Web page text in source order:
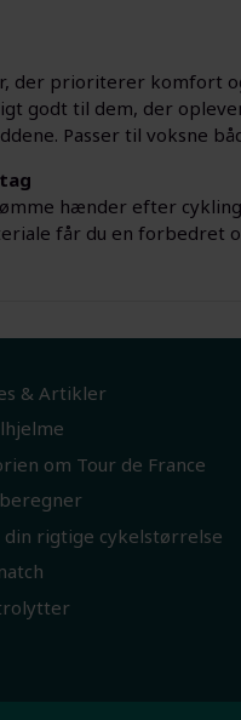
der prioriterer komfort
godt til dem, der
Passer til voksne
hænder efter
får du en forbedret
& Artikler
om Tour de France
rigtige cykelstørrelse